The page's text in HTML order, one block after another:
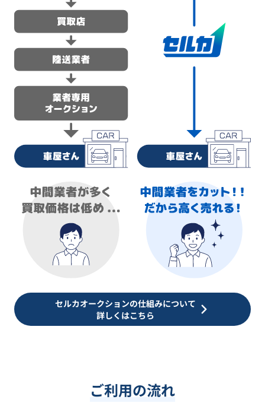
セルカオークションの仕組みについて
詳しくはこちら
ご利用の流れ